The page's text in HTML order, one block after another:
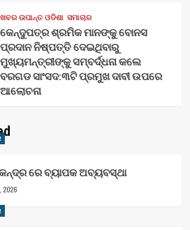
ଖବର ଉପାନ୍ତ ଓଡିଶା ସମାଚାର
କେନ୍ଦୁପତ୍ର ଶ୍ରମିକ ମାନଙ୍କୁ ବୋନସ
ପ୍ରଦାନ ନିଷ୍ପତ୍ତି ଦେଇଥିବାରୁ
ମୁଖ୍ୟମନ୍ତ୍ରୀଙ୍କୁ ସମ୍ବର୍ଦ୍ଧନା କଲେ
ବରଗଡ ସାଂସଦ:୩ଟି ପ୍ରମୁଖ ଦାବୀ ଉପରେ
ଆଲୋଚନା
ରେ ବ୍ୟାପକ ଅବ୍ୟବସ୍ଥା
2026